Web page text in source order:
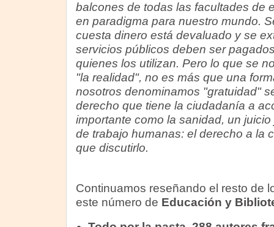
balcones de todas las facultades de
en paradigma para nuestro mundo.
cuesta dinero está devaluado y se
servicios públicos deben ser
quienes los utilizan. Pero lo que se
"la realidad", no es más que una
nosotros denominamos "gratuidad"
derecho que tiene la ciudadanía a
importante como la sanidad, un
de trabajo humanas: el derecho a la
que discutirlo.
Continuamos reseñando el resto de
este número de Educación y